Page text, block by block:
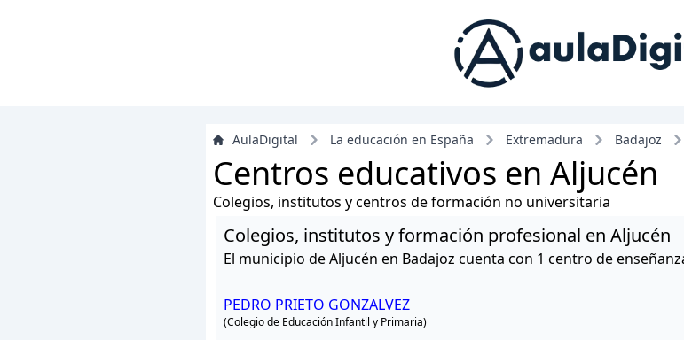
AulaDigital La educación en España Extremadura Badajoz
Centros educativos en Aljucén
Colegios, institutos y centros de formación no universitaria
Colegios, institutos y formación profesional en Aljucén
El municipio de Aljucén en Badajoz cuenta con 1 centro de
PEDRO PRIETO GONZALVEZ
(Colegio de Educación Infantil y Primaria)